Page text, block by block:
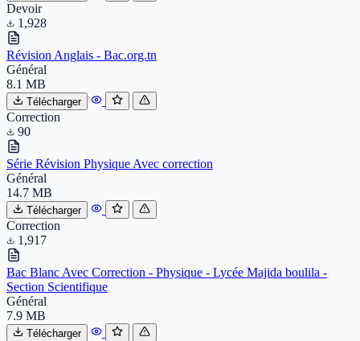
Devoir
1,928
Révision Anglais - Bac.org.tn
Général
8.1 MB
Télécharger
Correction
90
Série Révision Physique Avec correction
Général
14.7 MB
Télécharger
Correction
1,917
Bac Blanc Avec Correction - Physique - Lycée Majida boulila -
Section Scientifique
Général
7.9 MB
Télécharger